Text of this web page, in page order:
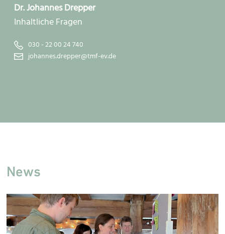
Dr. Johannes Drepper
Inhaltliche Fragen
030 - 22 00 24 740
johannes.drepper@tmf-ev.de
News